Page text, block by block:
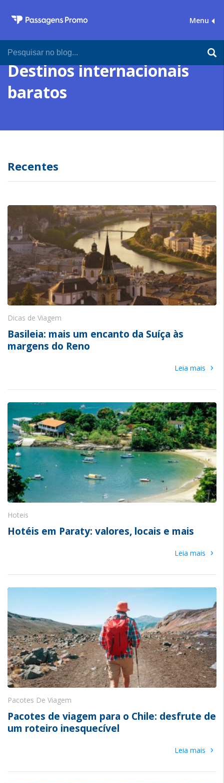
Menu
Destinos internacionais
baratos
Recentes
Dicas de Viagem
Basileia: mais um encanto da Suíça às
margens do Reno
Leia mais ›
Hoteis
Hotéis em Paraty: valores, locais e mais
Leia mais ›
Pacotes De Viagem
Pacotes de viagem para o Chile: desfrute de
um roteiro inesquecível
Leia mais ›